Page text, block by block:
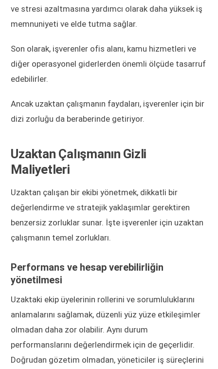
ve stresi azaltmasına yardımcı olarak daha yüksek iş
memnuniyeti ve elde tutma sağlar.
Son olarak, işverenler ofis alanı, kamu hizmetleri ve
diğer operasyonel giderlerden önemli ölçüde tasarruf
edebilirler.
Ancak uzaktan çalışmanın faydaları, işverenler için bir
dizi zorluğu da beraberinde getiriyor.
Uzaktan Çalışmanın Gizli
Maliyetleri
Uzaktan çalışan bir ekibi yönetmek, dikkatli bir
değerlendirme ve stratejik yaklaşımlar gerektiren
benzersiz zorluklar sunar. İşte işverenler için uzaktan
çalışmanın temel zorlukları.
Performans ve hesap verebilirliğin
yönetilmesi
Uzaktaki ekip üyelerinin rollerini ve sorumluluklarını
anlamalarını sağlamak, düzenli yüz yüze etkileşimler
olmadan daha zor olabilir. Aynı durum
performanslarını değerlendirmek için de geçerlidir.
Doğrudan gözetim olmadan, yöneticiler iş süreçlerini